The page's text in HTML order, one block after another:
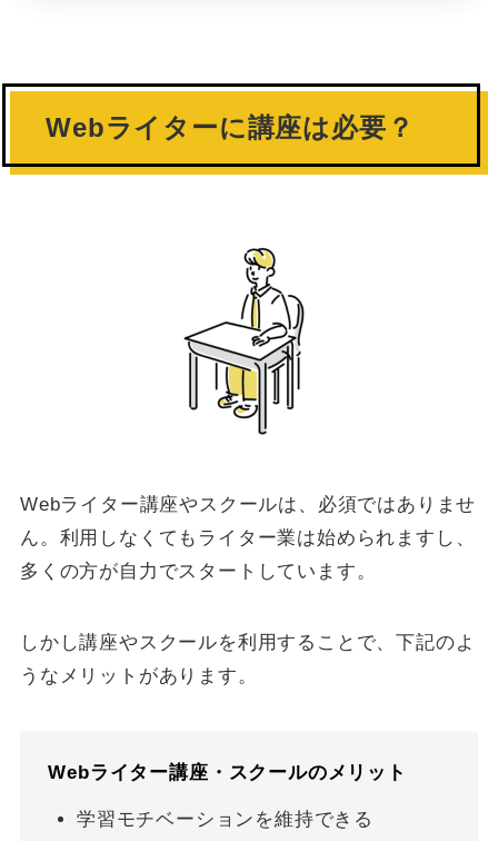
Webライターに講座は必要？
Webライター講座やスクールは、必須ではありませ
ん。利用しなくてもライター業は始められますし、
多くの方が自力でスタートしています。
しかし講座やスクールを利用することで、下記のよ
うなメリットがあります。
Webライター講座・スクールのメリット
学習モチベーションを維持できる